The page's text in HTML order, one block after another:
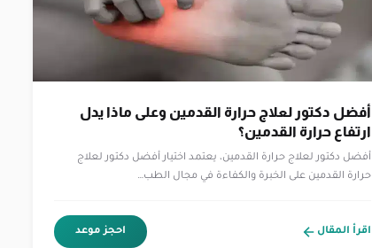
أفضل دكتور لعلاج حرارة القدمين وعلى ماذا يدل
ارتفاع حرارة القدمين؟
أفضل دكتور لعلاج حرارة القدمين، يعتمد اختيار أفضل دكتور لعلاج
حرارة القدمين على الخبرة والكفاءة في مجال الطب…
اقرأ المقال احجز موعد